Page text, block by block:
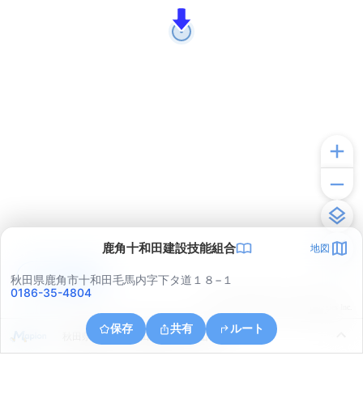
鹿角十和田建設技能組合 地図
秋田県鹿角市十和田毛馬内字下タ道１８−１
0186-35-4804
保存 共有 ルート
秋田県鹿角市十和田瀬田石字小山根
アプリで見る